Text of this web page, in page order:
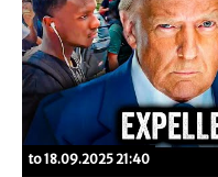
to 18.09.2025 21:40